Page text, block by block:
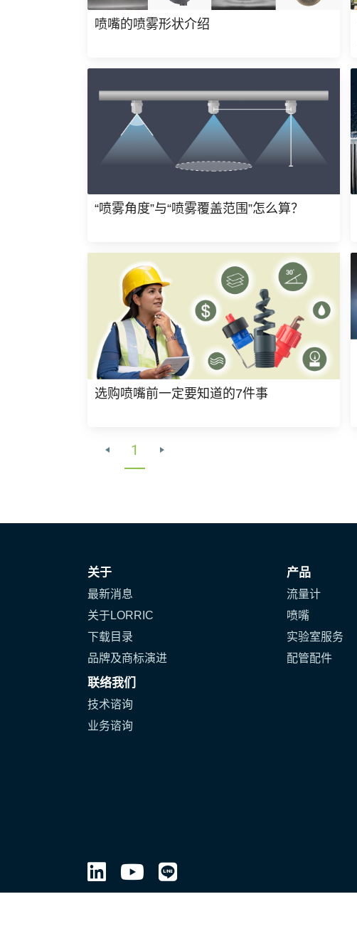
喷嘴的喷雾形状介绍
“喷雾角度”与“喷雾覆盖范围”怎么算？
选购喷嘴前一定要知道的7件事
1
关于
最新消息
关于LORRIC
下载目录
品牌及商标演进
联络我们
技术谘询
业务谘询
产品
流量计
喷嘴
实验室服务
配管配件